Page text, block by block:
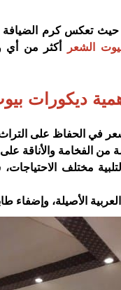
تعكس كرم الضيافة
الشعر
أكثر من أي
ديكورات
الحفاظ على التراث
الفخامة والأناقة على
مختلف
الأصيلة، وإضفاء